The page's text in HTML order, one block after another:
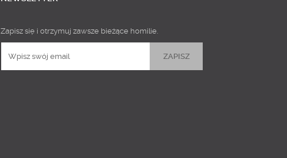
Zapisz się i otrzymuj zawsze bieżące homilie.